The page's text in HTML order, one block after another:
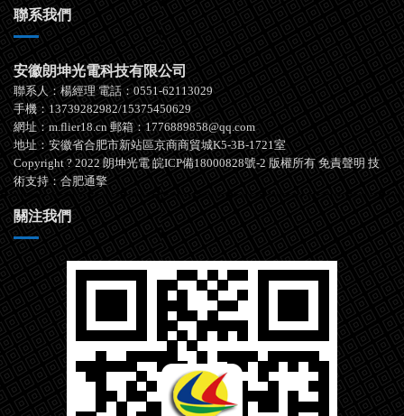
聯系我們
安徽朗坤光電科技有限公司
聯系人：楊經理 電話：0551-62113029
手機：13739282982/15375450629
網址：m.flier18.cn 郵箱：1776889858@qq.com
地址：安徽省合肥市新站區京商商貿城K5-3B-1721室
Copyright ? 2022 朗坤光電 皖ICP備18000828號-2 版權所有 免責聲明 技
術支持： 合肥通擎
關注我們